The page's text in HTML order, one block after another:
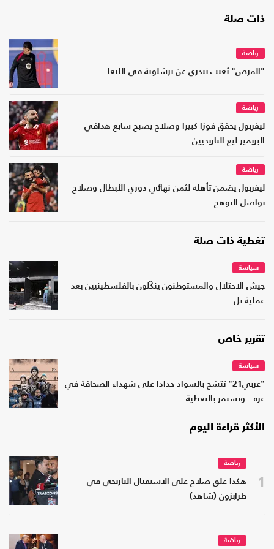
ذات صلة
رياضة
"المرض" يُغيب بيدري عن برشلونة في الليغا
رياضة
ليفربول يحقق فوزا كبيرا وصلاح يصبح سابع هدافي
البريمير ليغ التاريخيين
رياضة
ليفربول يضمن تأهله لثمن نهائي دوري الأبطال وصلاح
يواصل التوهج
تغطية ذات صلة
سياسة
جيش الاحتلال والمستوطنون ينكّلون بالفلسطينيين بعد
عملية تل
تقرير خاص
سياسة
"عربي21" تتشح بالسواد حدادا على شهداء الصحافة في
غزة.. وتستمر بالتغطية
الأكثر قراءة اليوم
1
رياضة
هكذا علق صلاح على الاستقبال التاريخي في
طرابزون (شاهد)
رياضة